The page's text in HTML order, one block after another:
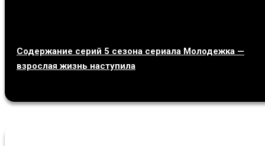
Содержание серий 5 сезона сериала Молодежка —
взрослая жизнь наступила